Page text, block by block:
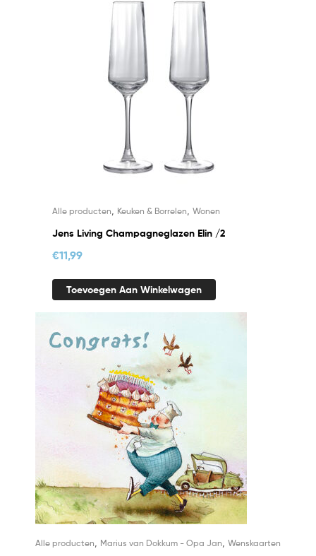
Alle producten Keuken & Borrelen Wonen
Jens Living Champagneglazen Elin /2
€11,99
Toevoegen Aan Winkelwagen
Alle producten Marius van Dokkum - Opa Jan Wenskaarten